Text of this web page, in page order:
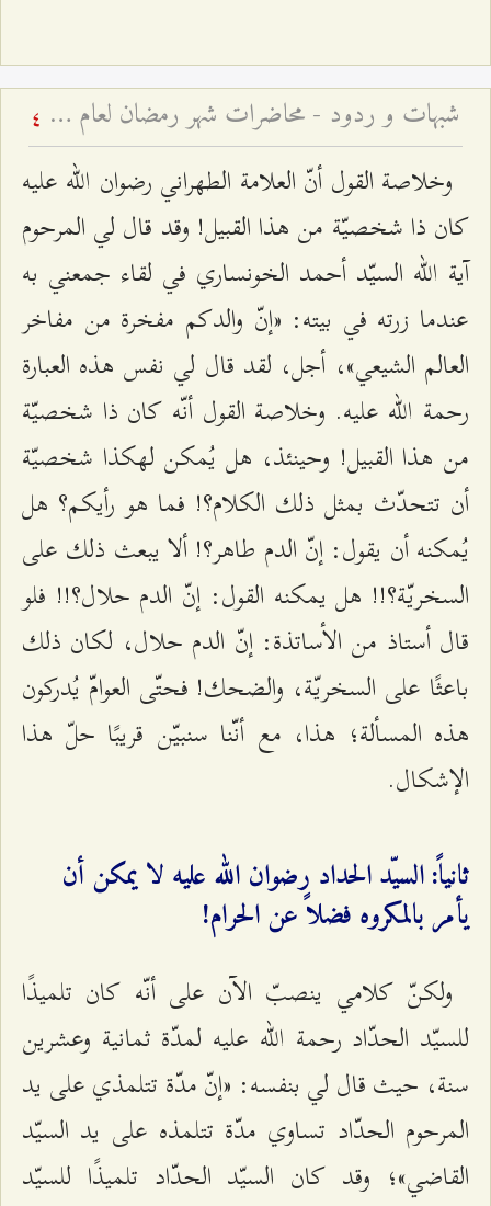
شبهات و ردود - محاضرات شهر رمضان لعام ۱٤۳٩ هـ ق – الجلسة الرابعة 4
وخلاصة القول أنّ العلامة الطهراني رضوان الله عليه
كان ذا شخصيّة من هذا القبيل! وقد قال لي المرحوم
آية الله السيّد أحمد الخونساري في لقاء جمعني به
عندما زرته في بيته: «إنّ والدكم مفخرة من مفاخر
العالم الشيعي»، أجل، لقد قال لي نفس هذه العبارة
رحمة الله عليه. وخلاصة القول أنّه كان ذا شخصيّة
من هذا القبيل! وحينئذ، هل يُمكن لهكذا شخصيّة
أن تتحدّث بمثل ذلك الكلام؟! فما هو رأيكم؟ هل
يُمكنه أن يقول: إنّ الدم طاهر؟! ألا يبعث ذلك على
السخريّة؟!! هل يمكنه القول: إنّ الدم حلال؟!! فلو
قال أستاذ من الأساتذة: إنّ الدم حلال، لكان ذلك
باعثًا على السخريّة، والضحك! فحتّى العوامّ يُدركون
هذه المسألة؛ هذا، مع أنّنا سنبيّن قريبًا حلّ هذا
الإشكال.
ثانياً: السيّد الحداد رضوان الله عليه لا يمكن أن
يأمر بالمكروه فضلاً عن الحرام!
ولكنّ كلامي ينصبّ الآن على أنّه كان تلميذًا
للسيّد الحدّاد رحمة الله عليه لمدّة ثمانية وعشرين
سنة، حيث قال لي بنفسه: «إنّ مدّة تتلمذي على يد
المرحوم الحدّاد تساوي مدّة تتلمذه على يد السيّد
القاضي»؛ وقد كان السيّد الحدّاد تلميذًا للسيّد